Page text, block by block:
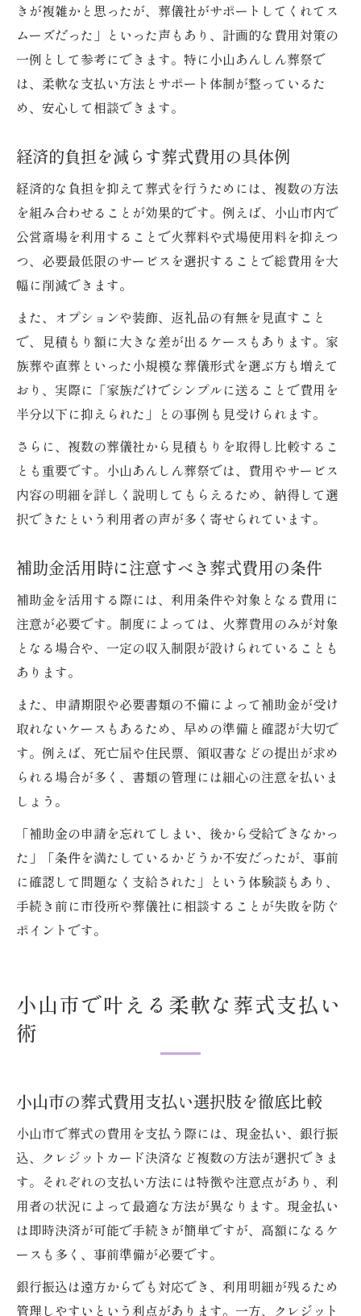
きが複雑かと思ったが、葬儀社がサポートしてくれてス
ムーズだった」といった声もあり、計画的な費用対策の
一例として参考にできます。特に小山あんしん葬祭で
は、柔軟な支払い方法とサポート体制が整っているた
め、安心して相談できます。
経済的負担を減らす葬式費用の具体例
経済的な負担を抑えて葬式を行うためには、複数の方法
を組み合わせることが効果的です。例えば、小山市内で
公営斎場を利用することで火葬料や式場使用料を抑えつ
つ、必要最低限のサービスを選択することで総費用を大
幅に削減できます。
また、オプションや装飾、返礼品の有無を見直すこと
で、見積もり額に大きな差が出るケースもあります。家
族葬や直葬といった小規模な葬儀形式を選ぶ方も増えて
おり、実際に「家族だけでシンプルに送ることで費用を
半分以下に抑えられた」との事例も見受けられます。
さらに、複数の葬儀社から見積もりを取得し比較するこ
とも重要です。小山あんしん葬祭では、費用やサービス
内容の明細を詳しく説明してもらえるため、納得して選
択できたという利用者の声が多く寄せられています。
補助金活用時に注意すべき葬式費用の条件
補助金を活用する際には、利用条件や対象となる費用に
注意が必要です。制度によっては、火葬費用のみが対象
となる場合や、一定の収入制限が設けられていることも
あります。
また、申請期限や必要書類の不備によって補助金が受け
取れないケースもあるため、早めの準備と確認が大切で
す。例えば、死亡届や住民票、領収書などの提出が求め
られる場合が多く、書類の管理には細心の注意を払いま
しょう。
「補助金の申請を忘れてしまい、後から受給できなかっ
た」「条件を満たしているかどうか不安だったが、事前
に確認して問題なく支給された」という体験談もあり、
手続き前に市役所や葬儀社に相談することが失敗を防ぐ
ポイントです。
小山市で叶える柔軟な葬式支払い
術
小山市の葬式費用支払い選択肢を徹底比較
小山市で葬式の費用を支払う際には、現金払い、銀行振
込、クレジットカード決済など複数の方法が選択できま
す。それぞれの支払い方法には特徴や注意点があり、利
用者の状況によって最適な方法が異なります。現金払い
は即時決済が可能で手続きが簡単ですが、高額になるケ
ースも多く、事前準備が必要です。
銀行振込は遠方からでも対応でき、利用明細が残るため
管理しやすいという利点があります。一方、クレジット